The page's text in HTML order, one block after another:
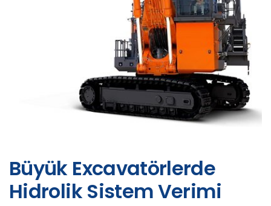
Büyük Excavatörlerde
Hidrolik Sistem Verimi